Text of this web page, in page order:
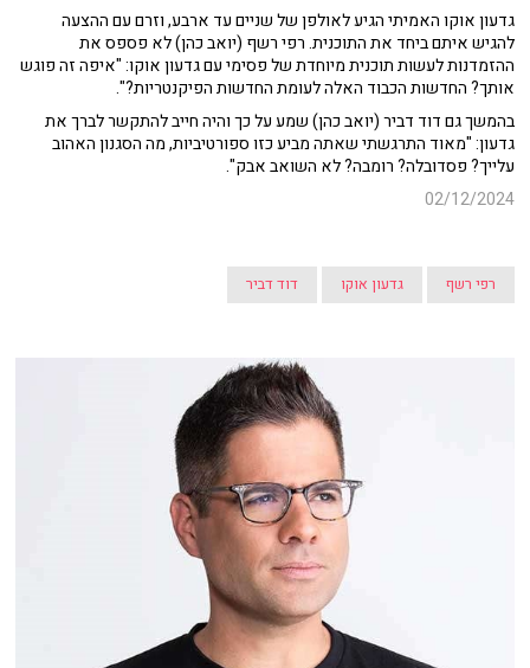
גדעון אוקו האמיתי הגיע לאולפן של שניים עד ארבע, וזרם עם ההצעה
להגיש איתם ביחד את התוכנית. רפי רשף (יואב כהן) לא פספס את
ההזמדנות לעשות תוכנית מיוחדת של פסימי עם גדעון אוקו: "איפה זה פוגש
אותך? החדשות הכבוד האלה לעומת החדשות הפיקנטריות?".
בהמשך גם דוד דביר (יואב כהן) שמע על כך והיה חייב להתקשר לברך את
גדעון: "מאוד התרגשתי שאתה מביע כזו ספורטיביות,מה הסגנון האהוב
עלייך? פסדובלה? רומבה? לא השואב אבק".
02/12/2024
רפי רשף גדעון אוקו דוד דביר